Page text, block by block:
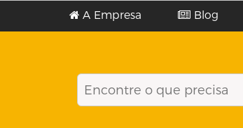
A Empresa Blog